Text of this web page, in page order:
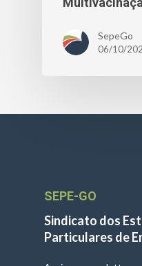
SepeGo
06/10/
SEPE-GO
Sindicato dos
Particulares de